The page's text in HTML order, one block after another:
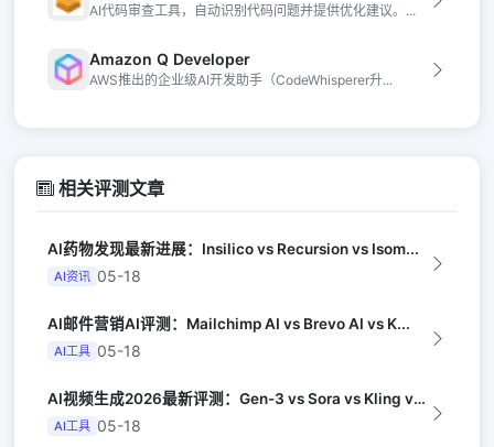
AI代码审查工具，自动识别代码问题并提供优化建议。...
Amazon Q Developer
AWS推出的企业级AI开发助手（CodeWhisperer升...
相关评测文章
AI药物发现最新进展：Insilico vs Recursion vs Isom...
AI资讯 05-18
AI邮件营销AI评测：Mailchimp AI vs Brevo AI vs K...
AI工具 05-18
AI视频生成2026最新评测：Gen-3 vs Sora vs Kling vs...
AI工具 05-18